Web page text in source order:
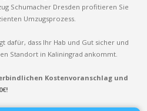
Schumacher Dresden profitieren Sie
Umzugsprozess.
dafür, dass Ihr Hab und Gut sicher und
Standort in Kaliningrad ankommt.
Kostenvoranschlag und